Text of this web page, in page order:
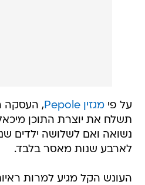
על פימגזין Pepole
, העסקה
תשלח את יוצרת התוכן
נשואה ואם לשלושה ילדים
לארבע שנות מאסר בלבד.
העונש הקל מגיע למרות